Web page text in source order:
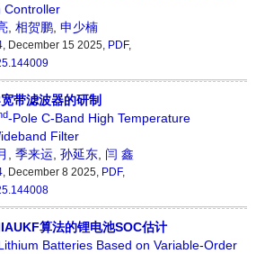
Controller
, 相贺鹏, 申少楠
, December 15 2025, PDF,
带滤波器的研制
-Pole C-Band High Temperature
Filter
, 季来运, 孙延东, 闫 鑫
, December 8 2025, PDF,
算法的锂电池SOC估计
Batteries Based on Variable-Order